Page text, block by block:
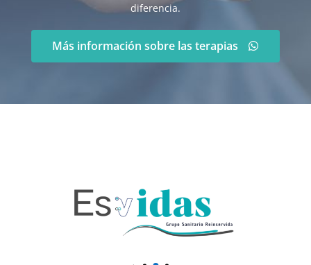
diferencia.
Más información sobre las terapias